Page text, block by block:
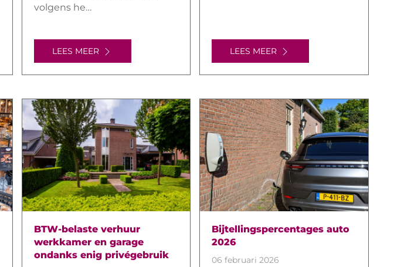
volgens he…
LEES MEER LEES MEER
BTW-belaste verhuur
werkkamer en garage
ondanks enig privégebruik
Bijtellingspercentages auto
2026
06 februari 2026